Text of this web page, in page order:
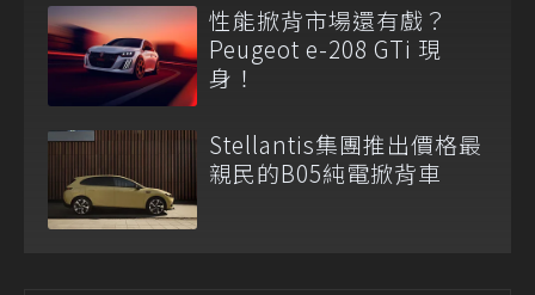
性能掀背市場還有戲？
Peugeot e-208 GTi 現
身！
Stellantis集團推出價格最
親民的B05純電掀背車